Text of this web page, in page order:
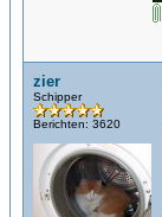
zier
Schipper
Berichten: 3620